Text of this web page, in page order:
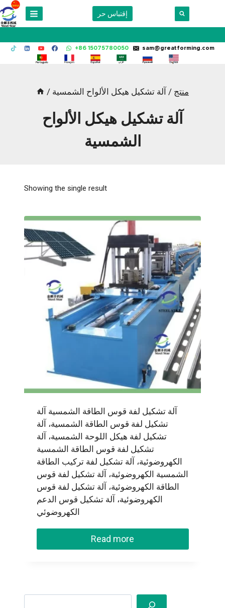
Skip
to
إقتباس حر
+86 15075780050 sam@greatforming.com
/ منتج / آلة تشكيل هيكل الألواح الشمسية
آلة تشكيل هيكل الألواح
الشمسية
Showing the single result
آلة تشكيل لفة قوس الطاقة الشمسية آلة
تشكيل لفة قوس الطاقة الشمسية، آلة
تشكيل لفة هيكل اللوحة الشمسية، آلة
تشكيل لفة قوس الطاقة الشمسية
الكهروضوئية، آلة تشكيل لفة تركيب الطاقة
الشمسية الكهروضوئية، آلة تشكيل لفة قوس
الطاقة الكهروضوئية، آلة تشكيل لفة قوس
الكهروضوئية، آلة تشكيل قوس الدعم
الكهروضوئي
Read more